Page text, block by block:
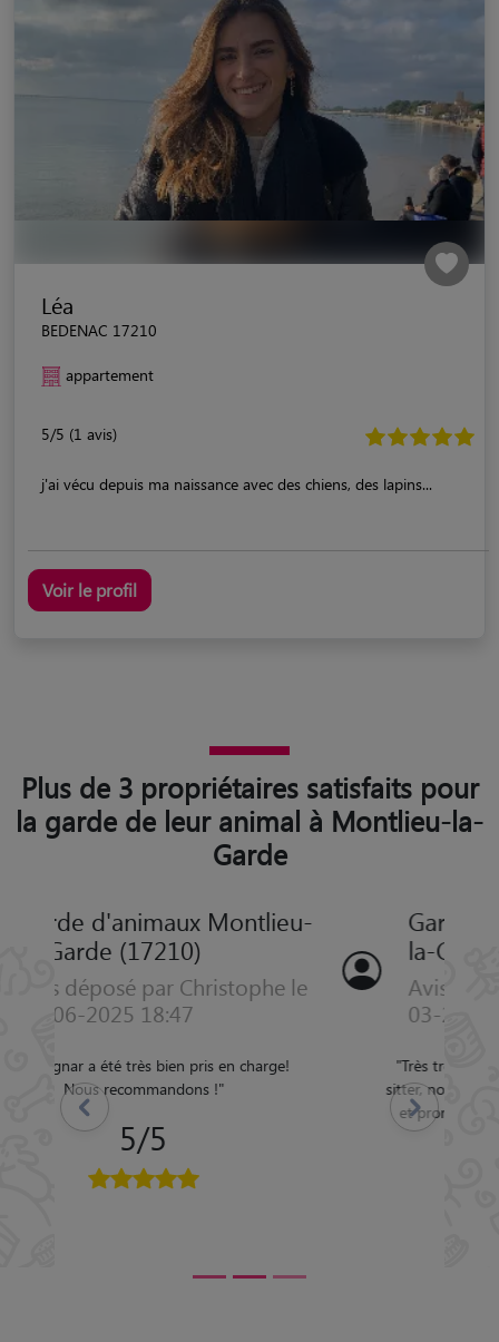
Léa
BEDENAC 17210
appartement
5/5 (1 avis)
j'ai vécu depuis ma naissance avec des chiens, des lapins...
Voir le profil
Plus de 3 propriétaires satisfaits pour
la garde de leur animal à Montlieu-la-
Garde
Garde d'animaux Montlieu-
la-Garde (17210)
Avis déposé par Christian le 01-
03-2023 11:00
"Très très content de Audrey comme Pet
sitter, notre chien terre neuve a été accueilli
Précédent Suivant